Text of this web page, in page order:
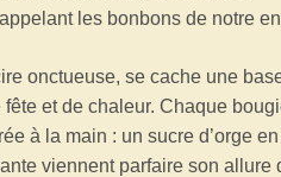
les bonbons de notre
onctueuse, se cache une
et de chaleur. Chaque
à la main : un sucre d’orge
viennent parfaire son allure